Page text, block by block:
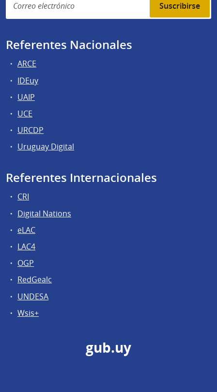
Suscribirse
Referentes Nacionales
ARCE
IDEuy
UAIP
UCE
URCDP
Uruguay Digital
Referentes Internacionales
CRI
Digital Nations
eLAC
LAC4
OGP
RedGealc
UNDESA
Wsis+
gub.uy